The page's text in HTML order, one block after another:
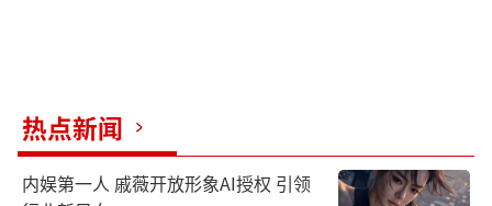
热点新闻
内娱第一人 戚薇开放形象AI授权 引领